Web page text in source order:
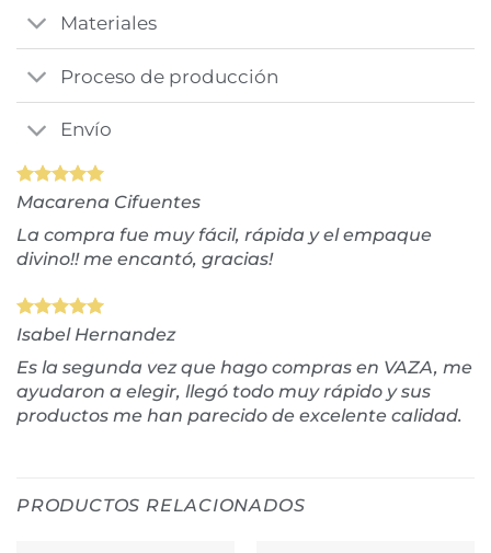
Materiales
Proceso de producción
Envío
Macarena Cifuentes
La compra fue muy fácil, rápida y el empaque
divino!! me encantó, gracias!
Isabel Hernandez
Es la segunda vez que hago compras en VAZA, me
ayudaron a elegir, llegó todo muy rápido y sus
productos me han parecido de excelente calidad.
PRODUCTOS RELACIONADOS